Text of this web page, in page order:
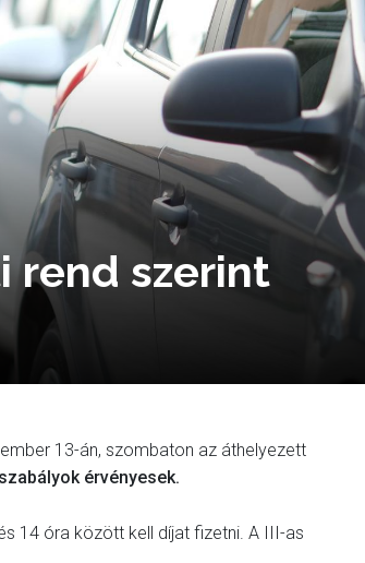
rend szerint
13-án, szombaton az áthelyezett
érvényesek.
14 óra között kell díjat fizetni. A III-as